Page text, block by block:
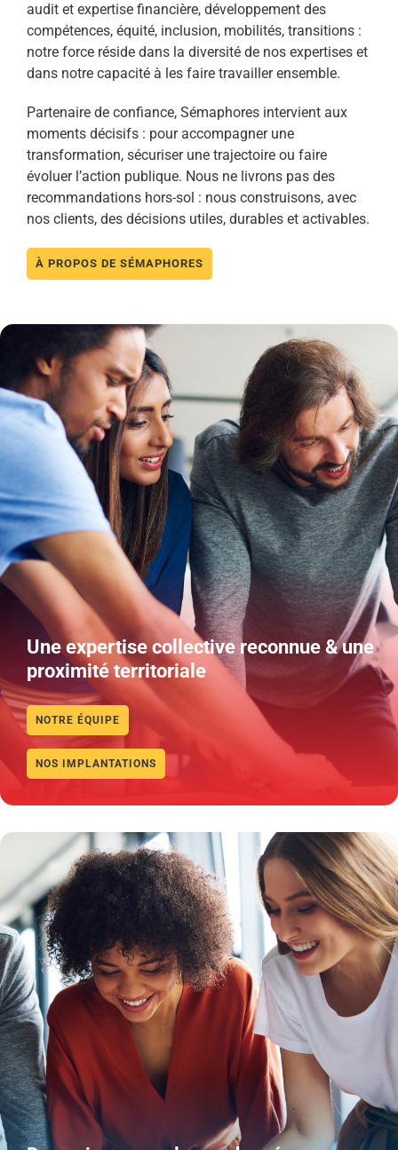
audit et expertise financière, développement des
compétences, équité, inclusion, mobilités, transitions :
notre force réside dans la diversité de nos expertises et
dans notre capacité à les faire travailler ensemble.
Partenaire de confiance, Sémaphores intervient aux
moments décisifs : pour accompagner une
transformation, sécuriser une trajectoire ou faire
évoluer l’action publique. Nous ne livrons pas des
recommandations hors-sol : nous construisons, avec
nos clients, des décisions utiles, durables et activables.
À PROPOS DE SÉMAPHORES
Une expertise collective reconnue & une
proximité territoriale
NOTRE ÉQUIPE
NOS IMPLANTATIONS